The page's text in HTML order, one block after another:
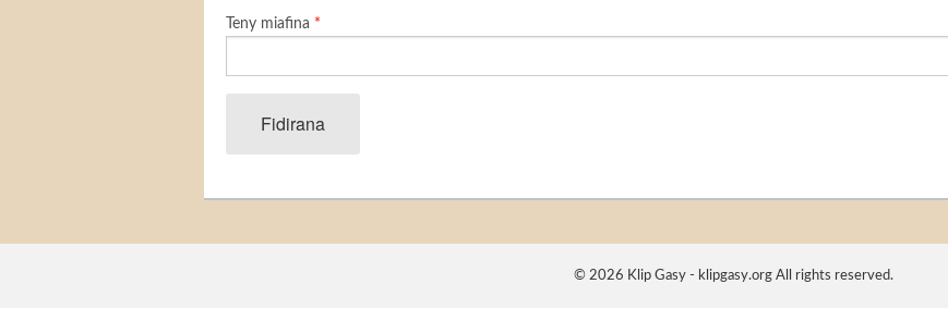
Teny miafina *
Fidirana
© 2026 Klip Gasy - klipgasy.org All rights reserved.